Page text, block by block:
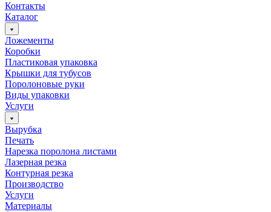
Контакты
Каталог
Ложементы
Коробки
Пластиковая упаковка
Крышки для тубусов
Поролоновые руки
Виды упаковки
Услуги
Вырубка
Печать
Нарезка поролона листами
Лазерная резка
Контурная резка
Производство
Услуги
Материалы